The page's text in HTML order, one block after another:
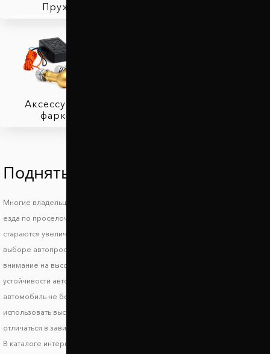
Пружины
Аксессуары для
фаркопов
Поднять Форд Транзит Курьер
Многие владельцы автомобилей Ford Transit Courier знают, что такое
езда по проселочным дорогам и загородным трассам и поэтому
стараются увеличить дорожный просвет Форд Транзит Курьер. При
выборе автопроставок для увеличения клиренса стоит обратить
внимание на высоту проставок. Для сохранения маневренности и
устойчивости авто на дороге задние проставки должны поднимать
автомобиль не более, чем на 3-5 см. Передние проставки лучше
использовать высотой до 2 см. Эти показатели условные и могут
отличаться в зависимости от модификации кузова.
В каталоге интернет магазина Автопроставка вы найдете комплекты